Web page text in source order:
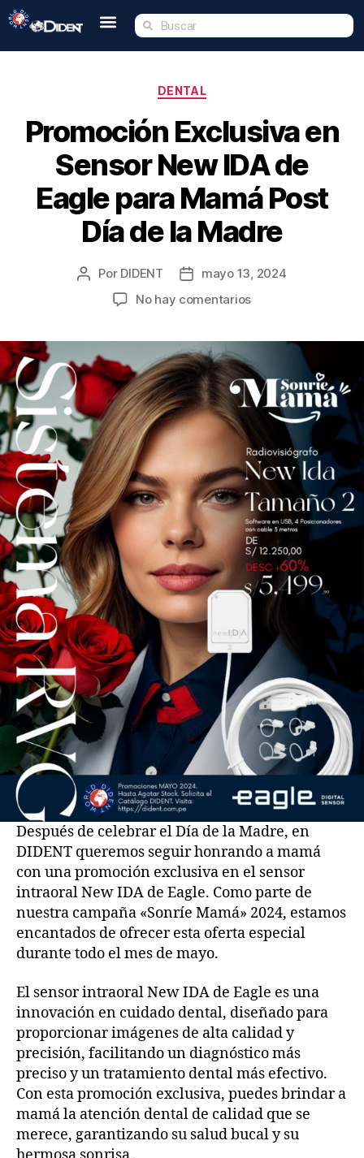
DENTAL
Promoción Exclusiva en
Sensor New IDA de
Eagle para Mamá Post
Día de la Madre
Por DIDENT
mayo 13, 2024
No hay comentarios
Después de celebrar el Día de la Madre, en
DIDENT queremos seguir honrando a mamá
con una promoción exclusiva en el sensor
intraoral New IDA de Eagle. Como parte de
nuestra campaña «Sonríe Mamá» 2024, estamos
encantados de ofrecer esta oferta especial
durante todo el mes de mayo.
El sensor intraoral New IDA de Eagle es una
innovación en cuidado dental, diseñado para
proporcionar imágenes de alta calidad y
precisión, facilitando un diagnóstico más
preciso y un tratamiento dental más efectivo.
Con esta promoción exclusiva, puedes brindar a
mamá la atención dental de calidad que se
merece, garantizando su salud bucal y su